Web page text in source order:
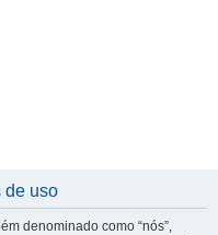
de uso
denominado como “nós”,